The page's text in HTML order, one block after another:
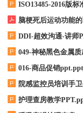
ISO13485-2016版
脑梗死后运动功能
DDI-超效沟通-讲师
049-神秘黑色金属
016-商品促销
院感监控员培训手
护理查房教学